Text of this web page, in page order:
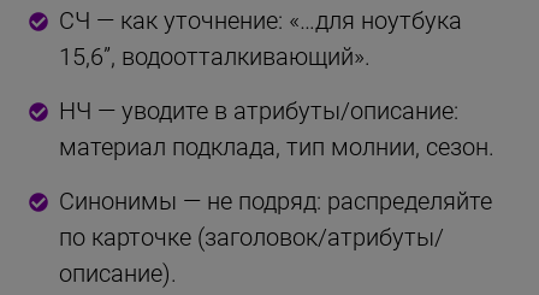
СЧ — как уточнение: «…для ноутбука
15,6”, водоотталкивающий».
НЧ — уводите в атрибуты/описание:
материал подклада, тип молнии, сезон.
Синонимы — не подряд: распределяйте
по карточке (заголовок/атрибуты/
описание).